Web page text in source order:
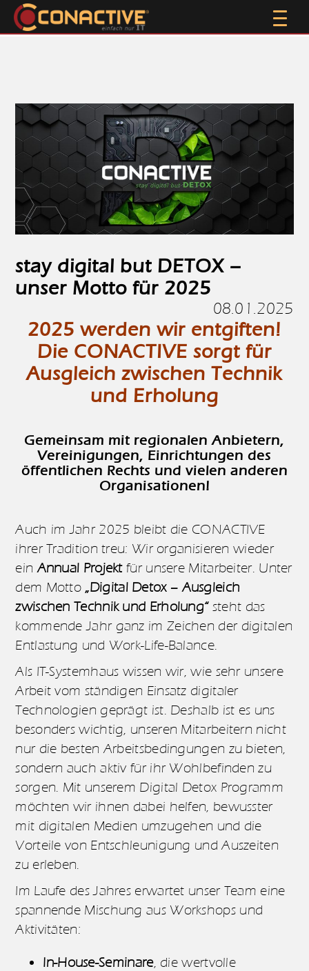
stay digital but DETOX –
unser Motto für 2025
08.01.2025
2025 werden wir entgiften!
Die CONACTIVE sorgt für
Ausgleich zwischen Technik
und Erholung
Gemeinsam mit regionalen Anbietern,
Vereinigungen, Einrichtungen des
öffentlichen Rechts und vielen anderen
Organisationen!
Auch im Jahr 2025 bleibt die CONACTIVE
ihrer Tradition treu: Wir organisieren wieder
ein Annual Projektfür unsere Mitarbeiter. Unter
dem Motto „Digital Detox – Ausgleich
zwischen Technik und Erholung“steht das
kommende Jahr ganz im Zeichen der digitalen
Entlastung und Work-Life-Balance.
Als IT-Systemhaus wissen wir, wie sehr unsere
Arbeit vom ständigen Einsatz digitaler
Technologien geprägt ist. Deshalb ist es uns
besonders wichtig, unseren Mitarbeitern nicht
nur die besten Arbeitsbedingungen zu bieten,
sondern auch aktiv für ihr Wohlbefinden zu
sorgen. Mit unserem Digital Detox Programm
möchten wir ihnen dabei helfen, bewusster
mit digitalen Medien umzugehen und die
Vorteile von Entschleunigung und Auszeiten
zu erleben.
Im Laufe des Jahres erwartet unser Team eine
spannende Mischung aus Workshops und
Aktivitäten:
In-House-Seminare, die wertvolle